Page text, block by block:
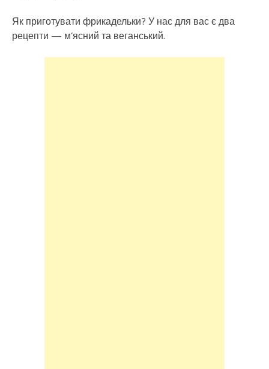
Як приготувати фрикадельки? У нас для вас є два
рецепти — м’ясний та веганський.